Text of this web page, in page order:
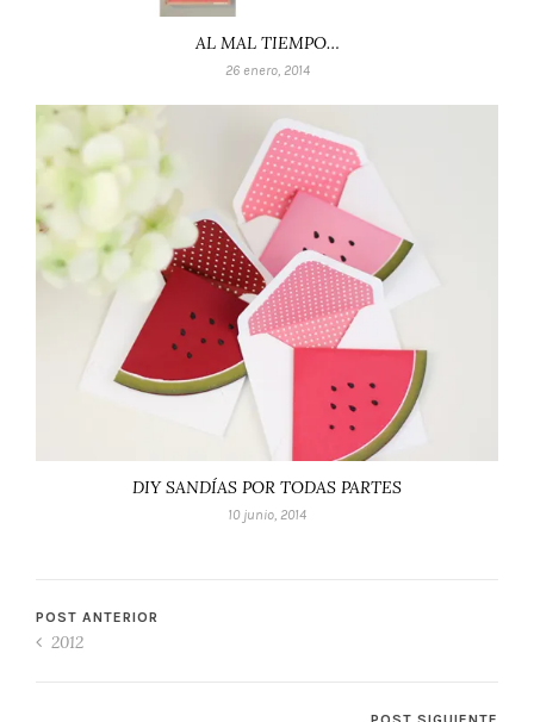
AL MAL TIEMPO…
26 enero, 2014
DIY SANDÍAS POR TODAS PARTES
10 junio, 2014
POST ANTERIOR
2012